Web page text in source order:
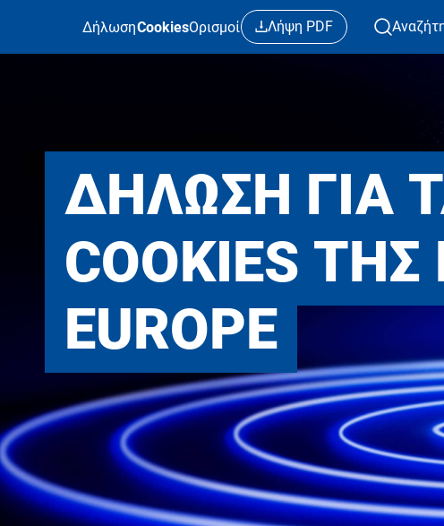
Παράκαμψη προς το κυρίως περιεχόμενο
ΔήλωσηCookiesΟρισμοί Λήψη PDF
ΔΉΛΩΣΗ ΓΙΑ
COOKIES ΤΗΣ
EUROPE